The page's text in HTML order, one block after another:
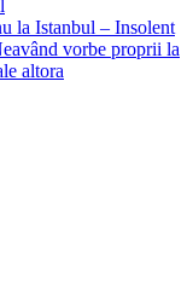
la Istanbul – Insolent
vorbe proprii la
altora